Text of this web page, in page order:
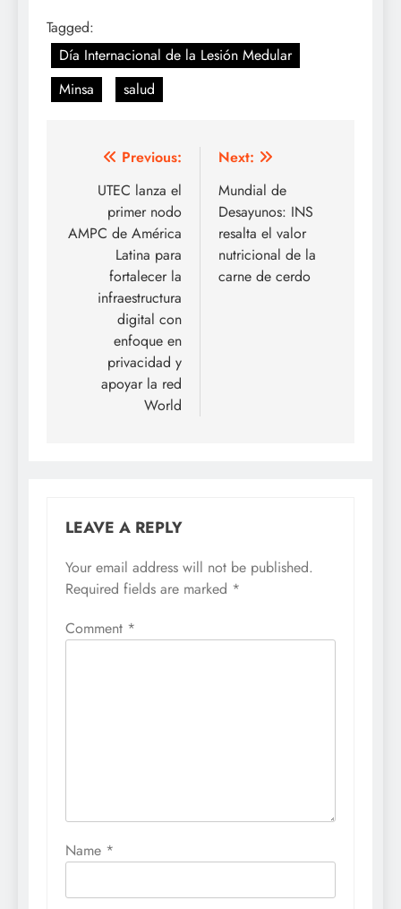
Tagged:
Día Internacional de la Lesión Medular
Minsa
salud
Post
navigation
Previous:
UTEC lanza el
primer nodo
AMPC de América
Latina para
fortalecer la
infraestructura
digital con
enfoque en
privacidad y
apoyar la red
World
Next:
Mundial de
Desayunos: INS
resalta el valor
nutricional de la
carne de cerdo
LEAVE A REPLY
Your email address will not be published.
Required fields are marked *
Comment *
Name *